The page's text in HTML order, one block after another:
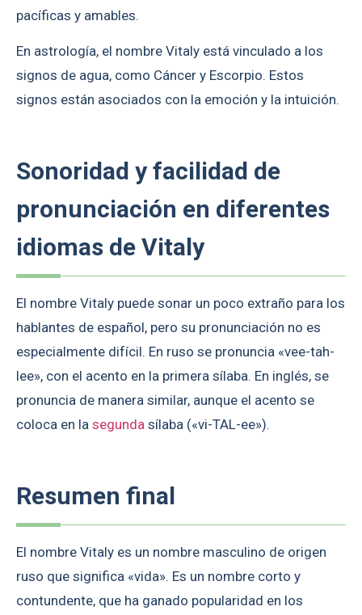
pacíficas y amables.
En astrología, el nombre Vitaly está vinculado a los
signos de agua, como Cáncer y Escorpio. Estos
signos están asociados con la emoción y la intuición.
Sonoridad y facilidad de
pronunciación en diferentes
idiomas de Vitaly
El nombre Vitaly puede sonar un poco extraño para los
hablantes de español, pero su pronunciación no es
especialmente difícil. En ruso se pronuncia «vee-tah-
lee», con el acento en la primera sílaba. En inglés, se
pronuncia de manera similar, aunque el acento se
coloca en la segunda sílaba («vi-TAL-ee»).
Resumen final
El nombre Vitaly es un nombre masculino de origen
ruso que significa «vida». Es un nombre corto y
contundente, que ha ganado popularidad en los